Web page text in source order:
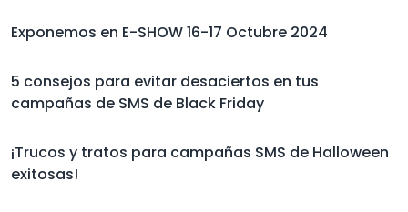
Exponemos en E-SHOW 16-17 Octubre 2024
5 consejos para evitar desaciertos en tus
campañas de SMS de Black Friday
¡Trucos y tratos para campañas SMS de Halloween
exitosas!